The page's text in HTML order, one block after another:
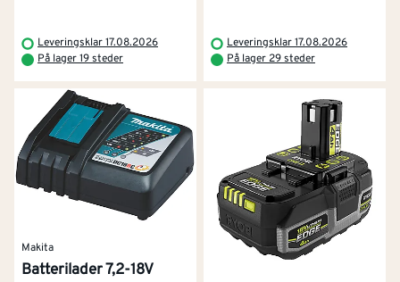
Leveringsklar 17.08.2026
På lager 19 steder
Leveringsklar 17.08.2026
På lager 29 steder
Makita
Batterilader 7,2-18V